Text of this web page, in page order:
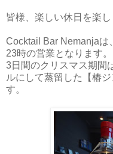
皆様、楽しい休日を楽し
Cocktail Bar Nemanjaは
23時の営業となります。
3日間のクリスマス期間
ルにして蒸留した【椿
す。